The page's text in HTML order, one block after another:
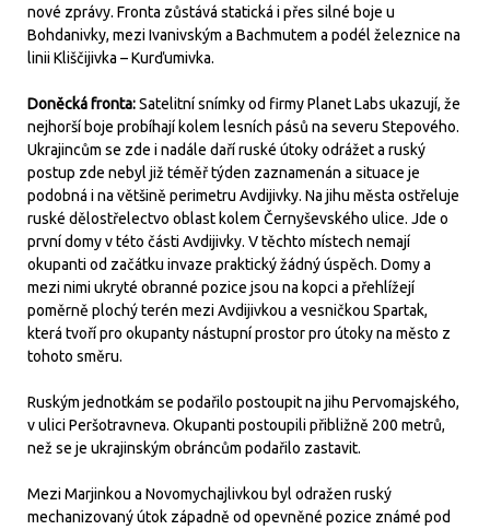
nové zprávy. Fronta zůstává statická i přes silné boje u
Bohdanivky, mezi Ivanivským a Bachmutem a podél železnice na
linii Kliščijivka – Kurďumivka.
Doněcká fronta:Satelitní snímky od firmy Planet Labs ukazují, že
nejhorší boje probíhají kolem lesních pásů na severu Stepového.
Ukrajincům se zde i nadále daří ruské útoky odrážet a ruský
postup zde nebyl již téměř týden zaznamenán a situace je
podobná i na většině perimetru Avdijivky. Na jihu města ostřeluje
ruské dělostřelectvo oblast kolem Černyševského ulice. Jde o
první domy v této části Avdijivky. V těchto místech nemají
okupanti od začátku invaze praktický žádný úspěch. Domy a
mezi nimi ukryté obranné pozice jsou na kopci a přehlížejí
poměrně plochý terén mezi Avdijivkou a vesničkou Spartak,
která tvoří pro okupanty nástupní prostor pro útoky na město z
tohoto směru.
Ruským jednotkám se podařilo postoupit na jihu Pervomajského,
v ulici Peršotravneva. Okupanti postoupili přibližně 200 metrů,
než se je ukrajinským obráncům podařilo zastavit.
Mezi Marjinkou a Novomychajlivkou byl odražen ruský
mechanizovaný útok západně od opevněné pozice známé pod